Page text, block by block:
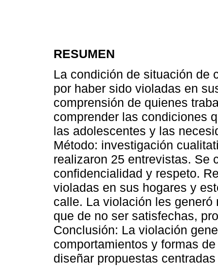
RESUMEN
La condición de situación de
por haber sido violadas en
comprensión de quienes
comprender las condiciones
las adolescentes y las
Método: investigación
realizaron 25 entrevistas. Se
confidencialidad y respeto.
violadas en sus hogares y
calle. La violación les
que de no ser satisfechas,
Conclusión: La violación
comportamientos y formas
diseñar propuestas